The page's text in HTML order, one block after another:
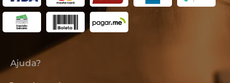
Ajuda?